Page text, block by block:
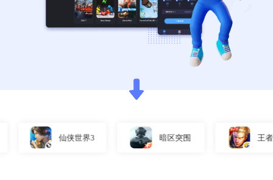
仙侠世界3 暗区突围 王者荣耀